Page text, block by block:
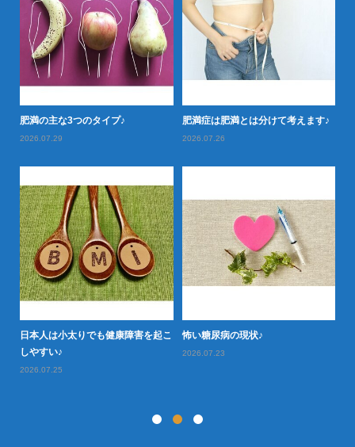
肥満の主な3つのタイプ♪
2026.07.29
肥満症は肥満とは分けて考えます♪
2026.07.26
日本人は小太りでも健康障害を起こ
しやすい♪
2026.07.25
怖い糖尿病の現状♪
2026.07.23